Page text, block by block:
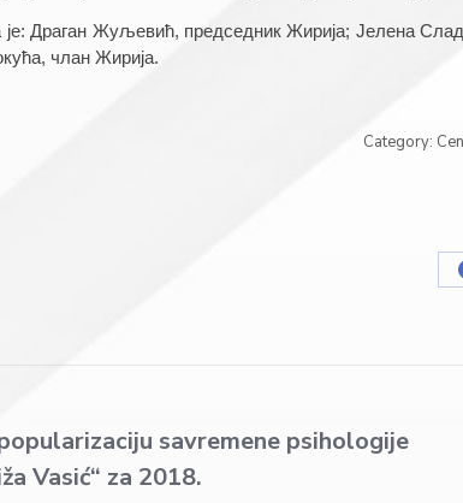
Драган Жуљевић, председник Жирија; Јелена
члан Жирија.
Category:
savremene psihologije
Vasić“ za 2018.